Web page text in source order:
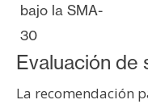
bajo la SMA-
30
Evaluación de
La recomendación